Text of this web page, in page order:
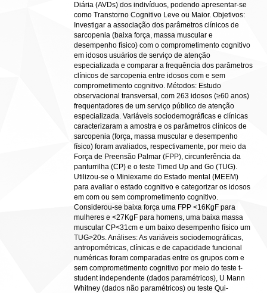
Diária (AVDs) dos indivíduos, podendo apresentar-se
como Transtorno Cognitivo Leve ou Maior. Objetivos:
Investigar a associação dos parâmetros clínicos de
sarcopenia (baixa força, massa muscular e
desempenho físico) com o comprometimento cognitivo
em idosos usuários de serviço de atenção
especializada e comparar a frequência dos parâmetros
clínicos de sarcopenia entre idosos com e sem
comprometimento cognitivo. Métodos: Estudo
observacional transversal, com 263 idosos (≥60 anos)
frequentadores de um serviço público de atenção
especializada. Variáveis sociodemográficas e clínicas
caracterizaram a amostra e os parâmetros clínicos de
sarcopenia (força, massa muscular e desempenho
físico) foram avaliados, respectivamente, por meio da
Força de Preensão Palmar (FPP), circunferência da
panturrilha (CP) e o teste Timed Up and Go (TUG).
Utilizou-se o Miniexame do Estado mental (MEEM)
para avaliar o estado cognitivo e categorizar os idosos
em com ou sem comprometimento cognitivo.
Considerou-se baixa força uma FPP <16KgF para
mulheres e <27KgF para homens, uma baixa massa
muscular CP<31cm e um baixo desempenho físico um
TUG>20s. Análises: As variáveis sociodemográficas,
antropométricas, clínicas e de capacidade funcional
numéricas foram comparadas entre os grupos com e
sem comprometimento cognitivo por meio do teste t-
student independente (dados paramétricos), U Mann
Whitney (dados não paramétricos) ou teste Qui-